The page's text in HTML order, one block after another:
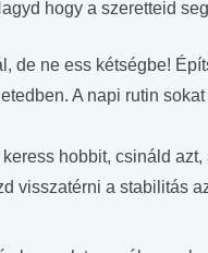
hogy a szeretteid
de ne ess kétségbe!
A napi rutin
hobbit, csináld azt,
visszatérni a stabilitás